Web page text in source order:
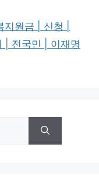
원금 | 신청 |
| 전국민 | 이재명